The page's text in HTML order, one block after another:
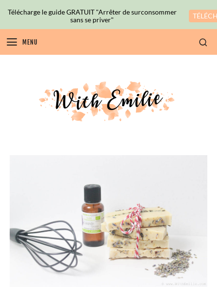
MENU
Télécharge le guide GRATUIT "Arrêter de surconsommer
sans se priver"